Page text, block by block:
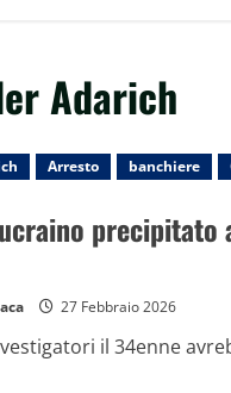
Adarich
Arresto banchiere
27 Febbraio 2026
il 34enne